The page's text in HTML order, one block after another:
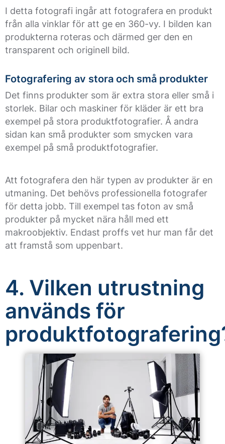
I detta fotografi ingår att fotografera en produkt
från alla vinklar för att ge en 360-vy. I bilden kan
produkterna roteras och därmed ger den en
transparent och originell bild.
Fotografering av stora och små produkter
Det finns produkter som är extra stora eller små i
storlek. Bilar och maskiner för kläder är ett bra
exempel på stora produktfotografier. Å andra
sidan kan små produkter som smycken vara
exempel på små produktfotografier.
Att fotografera den här typen av produkter är en
utmaning. Det behövs professionella fotografer
för detta jobb. Till exempel tas foton av små
produkter på mycket nära håll med ett
makroobjektiv. Endast proffs vet hur man får det
att framstå som uppenbart.
4. Vilken utrustning
används för